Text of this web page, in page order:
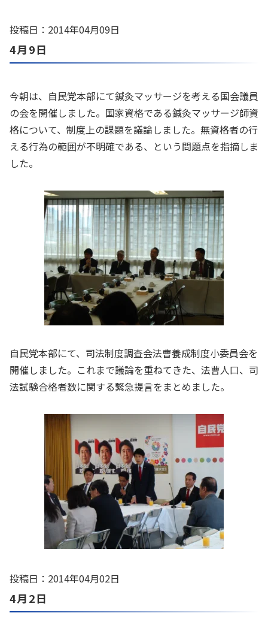
投稿日：2014年04月09日
4月9日
今朝は、自民党本部にて鍼灸マッサージを考える国会議員
の会を開催しました。国家資格である鍼灸マッサージ師資
格について、制度上の課題を議論しました。無資格者の行
える行為の範囲が不明確である、という問題点を指摘しま
した。
自民党本部にて、司法制度調査会法曹養成制度小委員会を
開催しました。これまで議論を重ねてきた、法曹人口、司
法試験合格者数に関する緊急提言をまとめました。
投稿日：2014年04月02日
4月2日